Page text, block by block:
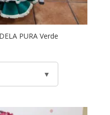
PURA Verde